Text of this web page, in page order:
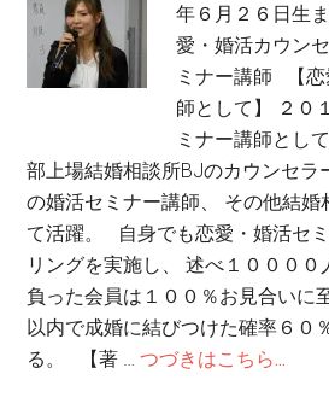
年６月２６日生
愛・婚活カウン
ミナー講師 【
師として】 ２０
ミナー講師とし
部上場結婚相談所BJのカウンセラ
の婚活セミナー講師、 その他結婚
て活躍。 自身でも恋愛・婚活セ
リングを実施し、 述べ１００００
負った会員は１００％お見合いに
以内で成婚に結びつけた確率６０
る。 【著 …つづきはこちら...